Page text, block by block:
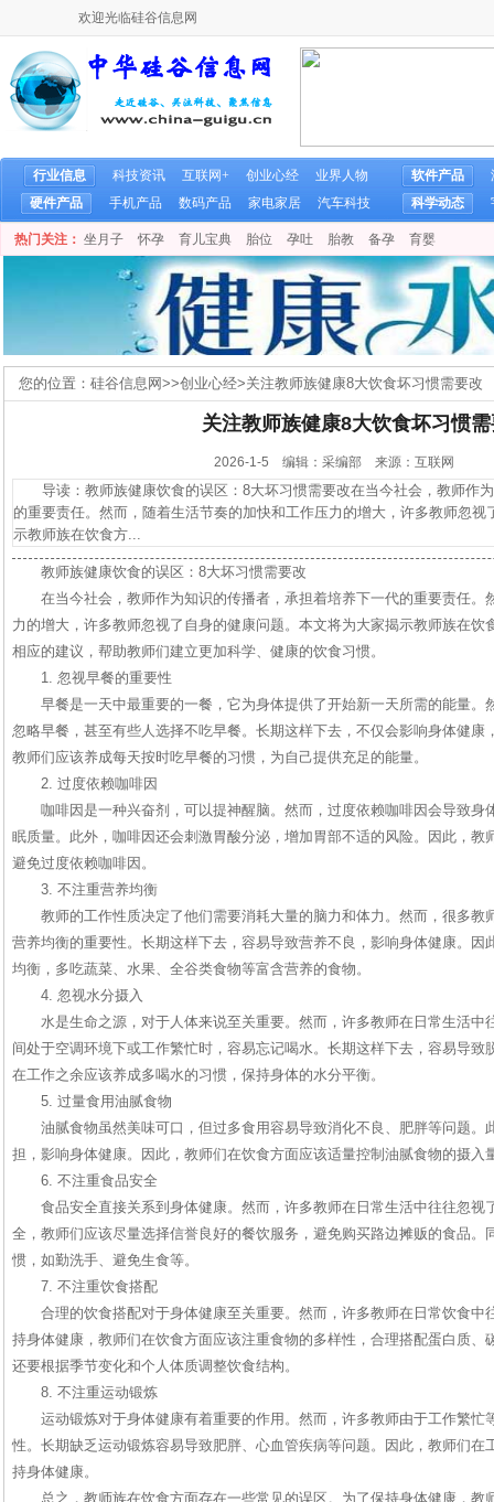
欢迎光临硅谷信息网
行业信息 科技资讯 互联网+ 创业心经
业界人物
硬件产品
手机产品 数码产品 家电家居 汽车科技
软件产品
科学动态
热门关注： 坐月子 怀孕 育儿宝典 胎位 孕吐 胎教 备孕 育婴
您的位置： 硅谷信息网>>创业心经>关注教师族健康8大饮食坏习惯需要改
关注教师族健康8大饮食坏习惯
2026-1-5 编辑：采编部 来源：互联网
导读：教师族健康饮食的误区：8大坏习惯需要改在当今社会，教师作
的重要责任。然而，随着生活节奏的加快和工作压力的增大，许多教师忽
示教师族在饮食方...
教师族健康饮食的误区：8大坏习惯需要改
在当今社会，教师作为知识的传播者，承担着培养下一代的重要责任。
力的增大，许多教师忽视了自身的健康问题。本文将为大家揭示教师族在饮
相应的建议，帮助教师们建立更加科学、健康的饮食习惯。
1. 忽视早餐的重要性
早餐是一天中最重要的一餐，它为身体提供了开始新一天所需的能量。
忽略早餐，甚至有些人选择不吃早餐。长期这样下去，不仅会影响身体健康
教师们应该养成每天按时吃早餐的习惯，为自己提供充足的能量。
2. 过度依赖咖啡因
咖啡因是一种兴奋剂，可以提神醒脑。然而，过度依赖咖啡因会导致身
眠质量。此外，咖啡因还会刺激胃酸分泌，增加胃部不适的风险。因此，教
避免过度依赖咖啡因。
3. 不注重营养均衡
教师的工作性质决定了他们需要消耗大量的脑力和体力。然而，很多教
营养均衡的重要性。长期这样下去，容易导致营养不良，影响身体健康。因
均衡，多吃蔬菜、水果、全谷类食物等富含营养的食物。
4. 忽视水分摄入
水是生命之源，对于人体来说至关重要。然而，许多教师在日常生活中
间处于空调环境下或工作繁忙时，容易忘记喝水。长期这样下去，容易导致
在工作之余应该养成多喝水的习惯，保持身体的水分平衡。
5. 过量食用油腻食物
油腻食物虽然美味可口，但过多食用容易导致消化不良、肥胖等问题。
担，影响身体健康。因此，教师们在饮食方面应该适量控制油腻食物的摄入
6. 不注重食品安全
食品安全直接关系到身体健康。然而，许多教师在日常生活中往往忽视
全，教师们应该尽量选择信誉良好的餐饮服务，避免购买路边摊贩的食品。
惯，如勤洗手、避免生食等。
7. 不注重饮食搭配
合理的饮食搭配对于身体健康至关重要。然而，许多教师在日常饮食中
持身体健康，教师们在饮食方面应该注重食物的多样性，合理搭配蛋白质、
还要根据季节变化和个人体质调整饮食结构。
8. 不注重运动锻炼
运动锻炼对于身体健康有着重要的作用。然而，许多教师由于工作繁忙
性。长期缺乏运动锻炼容易导致肥胖、心血管疾病等问题。因此，教师们在
持身体健康。
总之，教师族在饮食方面存在一些常见的误区。为了保持身体健康，教